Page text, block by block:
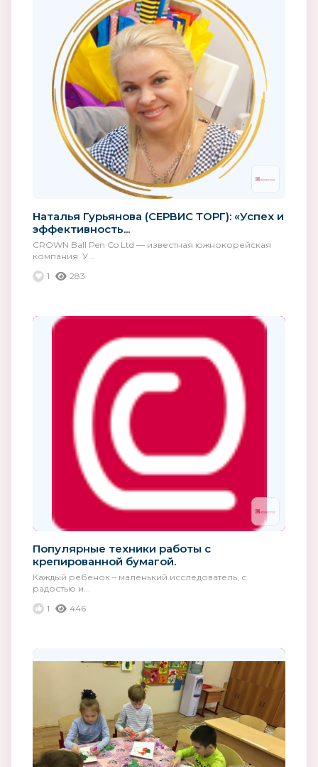
Наталья Гурьянова (СЕРВИС ТОРГ): «Успех и
эффективность...
CROWN Ball Pen Co Ltd — известная южнокорейская
компания. У...
1
283
Популярные техники работы с
крепированной бумагой.
Каждый ребенок – маленький исследователь, с
радостью и...
1
446